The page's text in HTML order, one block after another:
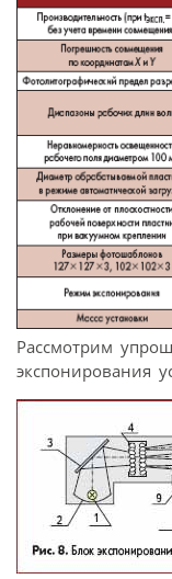
Рассмотрим
экспонирования